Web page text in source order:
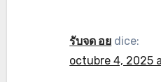
รับจด อย dice:
octubre 4, 2025